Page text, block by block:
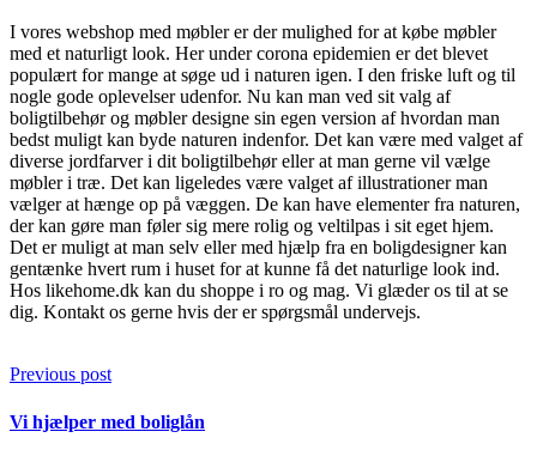
I vores webshop med møbler er der mulighed for at købe møbler
med et naturligt look. Her under corona epidemien er det blevet
populært for mange at søge ud i naturen igen. I den friske luft og til
nogle gode oplevelser udenfor. Nu kan man ved sit valg af
boligtilbehør og møbler designe sin egen version af hvordan man
bedst muligt kan byde naturen indenfor. Det kan være med valget af
diverse jordfarver i dit boligtilbehør eller at man gerne vil vælge
møbler i træ. Det kan ligeledes være valget af illustrationer man
vælger at hænge op på væggen. De kan have elementer fra naturen,
der kan gøre man føler sig mere rolig og veltilpas i sit eget hjem.
Det er muligt at man selv eller med hjælp fra en boligdesigner kan
gentænke hvert rum i huset for at kunne få det naturlige look ind.
Hos likehome.dk kan du shoppe i ro og mag. Vi glæder os til at se
dig. Kontakt os gerne hvis der er spørgsmål undervejs.
Previous post
Vi hjælper med boliglån